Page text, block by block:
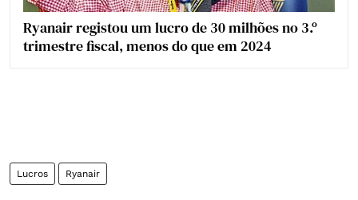
Ryanair registou um lucro de 30 milhões no 3.º
trimestre fiscal, menos do que em 2024
Lucros Ryanair